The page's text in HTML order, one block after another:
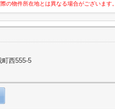
物件所在地とは異なる場合がございます。
西555-5